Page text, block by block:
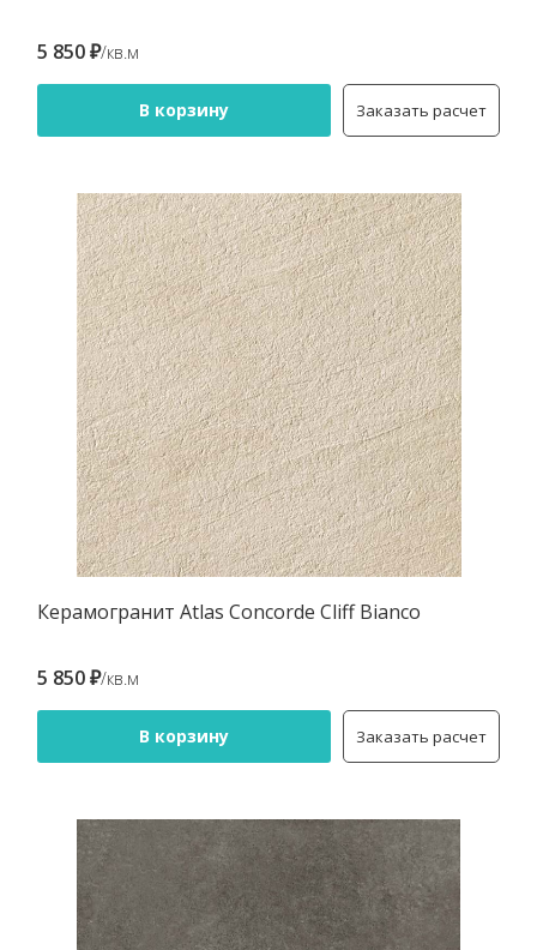
5 850 ₽/кв.м
В корзину Заказать расчет
Керамогранит Atlas Concorde Cliff Bianco
5 850 ₽/кв.м
В корзину Заказать расчет